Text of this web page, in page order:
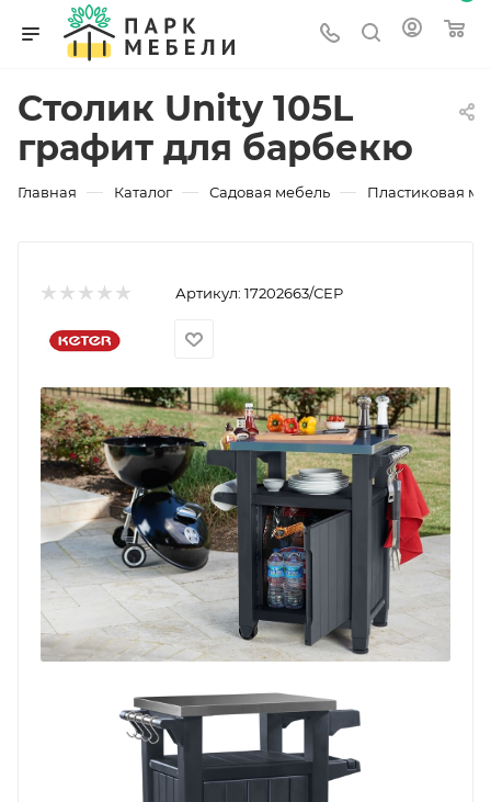
Столик Unity 105L
графит для барбекю
Главная — Каталог — Садовая мебель — Пластиковая
Артикул: 17202663/СЕР